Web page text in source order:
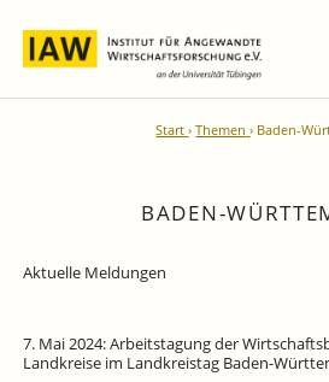
Start Themen Baden-
BADEN-
Aktuelle Meldungen
7. Mai 2024: Arbeitstagung der
Landkreise im Landkreistag Baden-